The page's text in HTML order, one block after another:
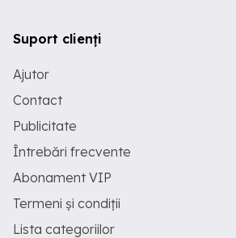
Suport clienți
Ajutor
Contact
Publicitate
Întrebări frecvente
Abonament VIP
Termeni și condiții
Lista categoriilor